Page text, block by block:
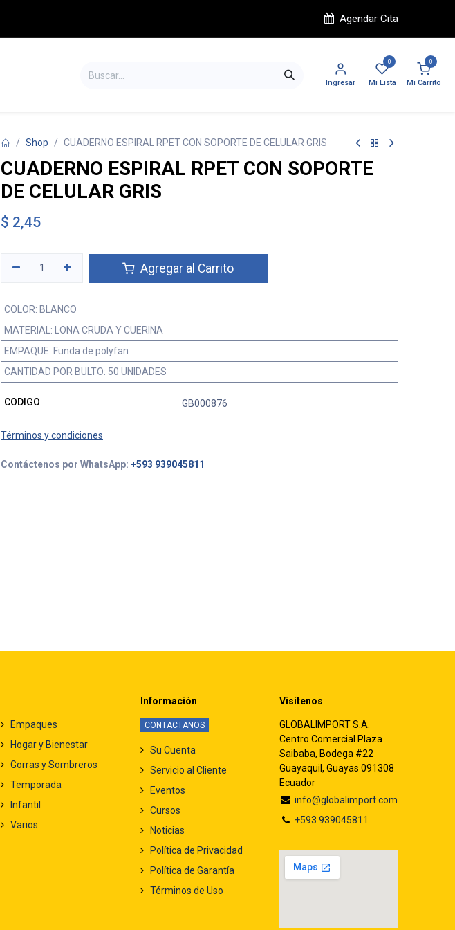
Agendar Cita
Ingresar
0
Mi Lista
0
Mi Carrito
Shop CUADERNO ESPIRAL RPET CON SOPORTE DE CELULAR GRIS
CUADERNO ESPIRAL RPET CON SOPORTE
DE CELULAR GRIS
$ 2,45
Agregar al Carrito
COLOR: BLANCO
MATERIAL :
LONA CRUDA Y CUERINA
EMPAQUE: Funda de polyfan
CANTIDAD POR BULTO: 50 UNIDADES
CODIGO GB000876
Términos y condiciones
Contáctenos por WhatsApp: +593 939045811
Empaques
Hogar y Bienestar
Gorras y Sombreros
Temporada
Infantil
Varios
Información
CONTACTANOS
Su Cuenta
Servicio al Cliente
Eventos
Cursos
Noticias
Política de Privacidad
Política de Garantía
Términos de Uso
Visítenos
GLOBALIMPORT S.A.
Centro Comercial Plaza
Saibaba, Bodega #22
Guayaquil, Guayas 091308
Ecuador
info@globalimport.com
+593 939045811